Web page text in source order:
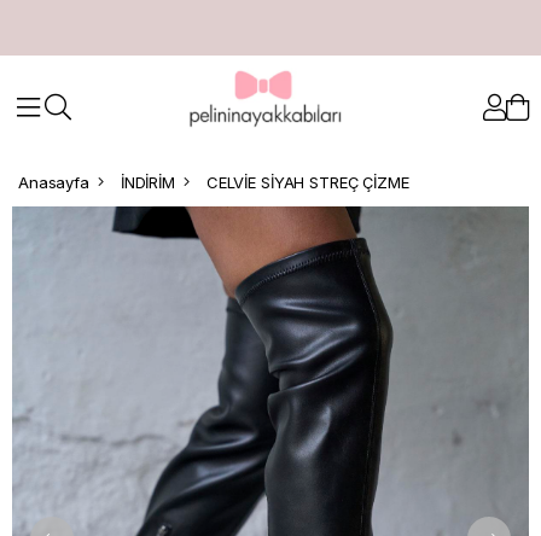
Anasayfa İNDİRİM CELVİE SİYAH STREÇ ÇİZME